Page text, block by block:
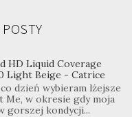
HD Liquid Coverage
Light Beige - Catrice
dzień wybieram lżejsze
Me, w okresie gdy moja
gorszej kondycji...